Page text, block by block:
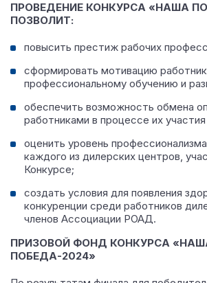
ПРОВЕДЕНИЕ КОНКУРСА «НАША
ПОЗВОЛИТ:
повысить престиж рабочих
сформировать мотивацию
профессиональному обучению и
обеспечить возможность обмена
работниками в процессе их
оценить уровень
каждого из дилерских центров,
Конкурсе;
создать условия для появления
конкуренции среди работников
членов Ассоциации РОАД.
ПРИЗОВОЙ ФОНД КОНКУРСА
ПОБЕДА-2024»